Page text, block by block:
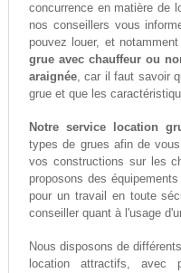
concurrence en matière de
nos conseillers vous
pouvez louer, et
grue avec chauffeur ou
araignée, car il faut savoir
grue et que les
Notre service location
types de grues afin de
vos constructions sur les
proposons des
pour un travail en toute
conseiller quant à l'usage
Nous disposons de
location attractifs, avec